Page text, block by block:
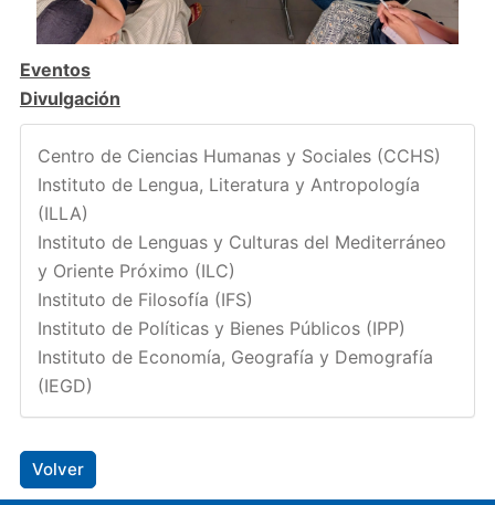
Eventos
Divulgación
Centro de Ciencias Humanas y Sociales (CCHS)
Instituto de Lengua, Literatura y Antropología
(ILLA)
Instituto de Lenguas y Culturas del Mediterráneo
y Oriente Próximo (ILC)
Instituto de Filosofía (IFS)
Instituto de Políticas y Bienes Públicos (IPP)
Instituto de Economía, Geografía y Demografía
(IEGD)
Volver